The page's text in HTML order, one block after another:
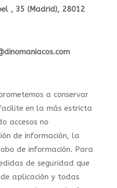
, 35 (Madrid), 28012
a conservar
en la más estricta
accesos no
de información, la
de información. Para
de seguridad que
aplicación y todas